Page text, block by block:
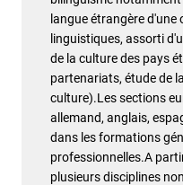
langue étrangère d'une
linguistiques, assorti
de la culture des pays
partenariats, étude de
culture).Les sections
allemand, anglais,
dans les formations
professionnelles.A
plusieurs disciplines